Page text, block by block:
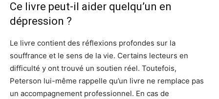
Ce livre peut-il aider quelqu’un en
dépression ?
Le livre contient des réflexions profondes sur la
souffrance et le sens de la vie. Certains lecteurs en
difficulté y ont trouvé un soutien réel. Toutefois,
Peterson lui-même rappelle qu’un livre ne remplace pas
un accompagnement professionnel. En cas de